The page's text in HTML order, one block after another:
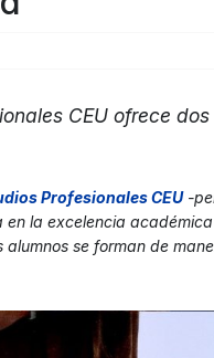
CEU ofrece
Profesionales CEU-
la excelencia
alumnos se forman de